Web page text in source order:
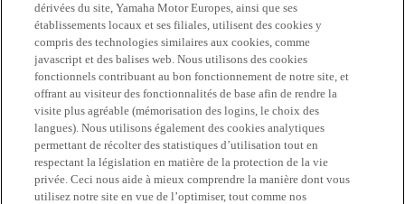
dérivées du site, Yamaha Motor Europes, ainsi que ses
établissements locaux et ses filiales, utilisent des cookies y
compris des technologies similaires aux cookies, comme
javascript et des balises web. Nous utilisons des cookies
fonctionnels contribuant au bon fonctionnement de notre site, et
offrant au visiteur des fonctionnalités de base afin de rendre la
visite plus agréable (mémorisation des logins, le choix des
langues). Nous utilisons également des cookies analytiques
permettant de récolter des statistiques d’utilisation tout en
respectant la législation en matière de la protection de la vie
privée. Ceci nous aide à mieux comprendre la manière dont vous
utilisez notre site en vue de l’optimiser, tout comme nos